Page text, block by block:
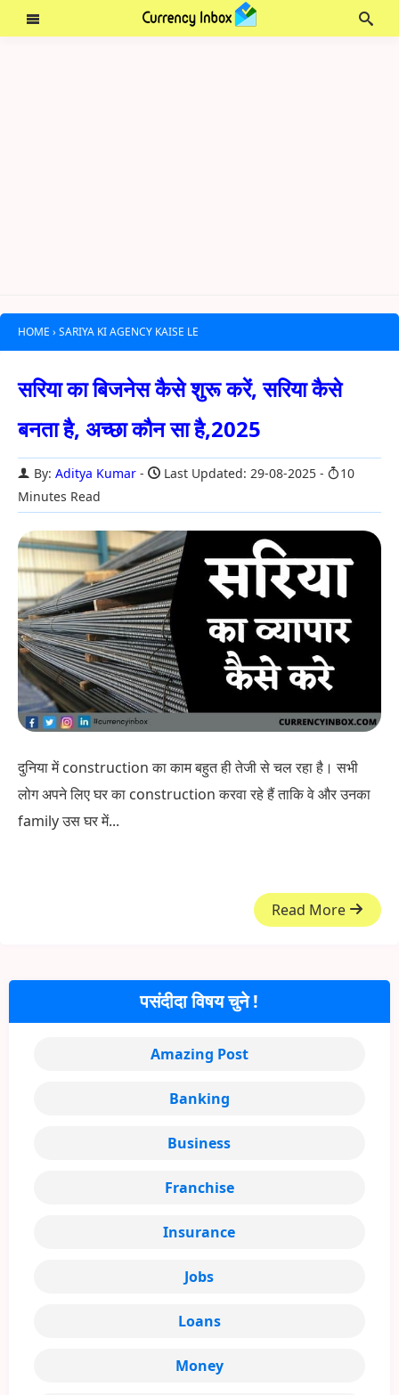
HOME › SARIYA KI AGENCY KAISE LE
सरिया का बिजनेस कैसे शुरू करें, सरिया कैसे
बनता है, अच्छा कौन सा है,2025
By: Aditya Kumar Last Updated: 29-08-2025
10
Minutes Read
दुनिया में construction का काम बहुत ही तेजी से चल रहा है। सभी
लोग अपने लिए घर का construction करवा रहे हैं ताकि वे और उनका
family उस घर में...
Read More
पसंदीदा विषय चुने !
Amazing Post
Banking
Business
Franchise
Insurance
Jobs
Loans
Money